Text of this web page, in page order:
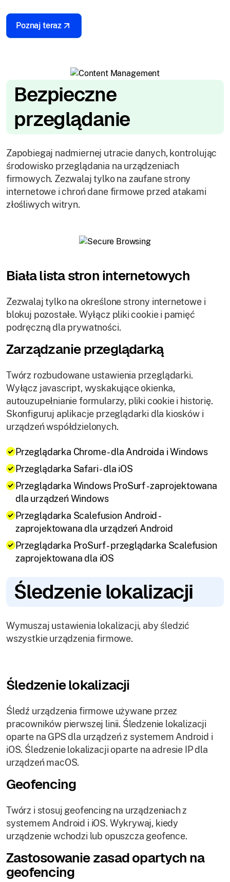
Poznaj teraz
Bezpieczne
przeglądanie
Zapobiegaj nadmiernej utracie danych, kontrolując
środowisko przeglądania na urządzeniach
firmowych. Zezwalaj tylko na zaufane strony
internetowe i chroń dane firmowe przed atakami
złośliwych witryn.
Biała lista stron internetowych
Zezwalaj tylko na określone strony internetowe i
blokuj pozostałe. Wyłącz pliki cookie i pamięć
podręczną dla prywatności.
Zarządzanie przeglądarką
Twórz rozbudowane ustawienia przeglądarki.
Wyłącz javascript, wyskakujące okienka,
autouzupełnianie formularzy, pliki cookie i historię.
Skonfiguruj aplikacje przeglądarki dla kiosków i
urządzeń współdzielonych.
Przeglądarka Chrome - dla Androida i Windows
Przeglądarka Safari - dla iOS
Przeglądarka Windows ProSurf - zaprojektowana
dla urządzeń Windows
Przeglądarka Scalefusion Android -
zaprojektowana dla urządzeń Android
Przeglądarka ProSurf - przeglądarka Scalefusion
zaprojektowana dla iOS
Śledzenie lokalizacji
Wymuszaj ustawienia lokalizacji, aby śledzić
wszystkie urządzenia firmowe.
Śledzenie lokalizacji
Śledź urządzenia firmowe używane przez
pracowników pierwszej linii. Śledzenie lokalizacji
oparte na GPS dla urządzeń z systemem Android i
iOS. Śledzenie lokalizacji oparte na adresie IP dla
urządzeń macOS.
Geofencing
Twórz i stosuj geofencing na urządzeniach z
systemem Android i iOS. Wykrywaj, kiedy
urządzenie wchodzi lub opuszcza geofence.
Zastosowanie zasad opartych na
geofencing